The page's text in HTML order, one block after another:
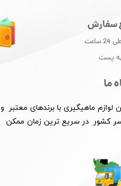
سفارش
ارسال سفارش طی 24 ساعت
پست
ما
ماهیگیری با برندهای معتبر و
کشور در سریع ترین زمان ممکن